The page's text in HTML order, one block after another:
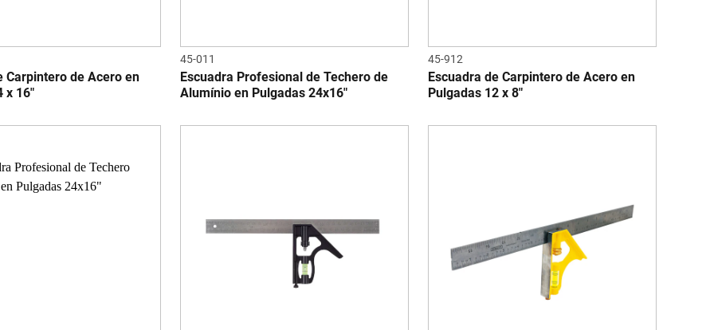
Carpintero de Acero en
x 16"
45-011
Escuadra Profesional de Techero de
Alumínio en Pulgadas 24x16"
45-912
Escuadra de Carpintero de Acero en
Pulgadas 12 x 8"